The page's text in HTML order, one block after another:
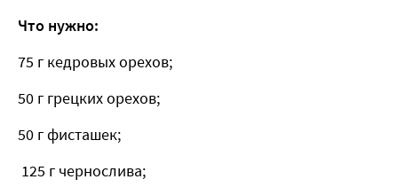
Что нужно:
75 г кедровых орехов;
50 г грецких орехов;
50 г фисташек;
125 г чернослива;